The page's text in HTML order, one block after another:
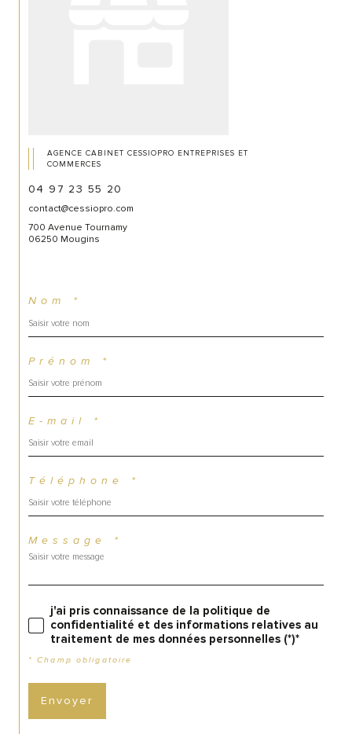
AGENCE CABINET CESSIOPRO ENTREPRISES ET
COMMERCES
04 97 23 55 20
contact@cessiopro.com
700 Avenue Tournamy
06250 Mougins
Nom *
Prénom *
E-mail *
Téléphone *
Message *
j'ai pris connaissance de la politique de
confidentialité et des informations relatives au
traitement de mes données personnelles (*)*
* Champ obligatoire
Envoyer